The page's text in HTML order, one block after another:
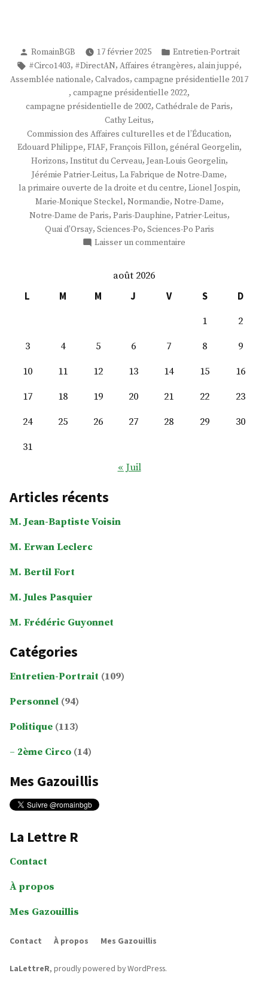
Publié
par
RomainBGB 17 février 2025
Publié
dans
Entretien-Portrait
Étiquettes :
#Circo1403, #DirectAN, Affaires étrangères, alain juppé,
Assemblée nationale, Calvados, campagne présidentielle 2017
, campagne présidentielle 2022,
campagne présidentielle de 2002, Cathédrale de Paris,
Cathy Leitus,
Commission des Affaires culturelles et de l’Éducation,
Edouard Philippe, FIAF, François Fillon, général Georgelin,
Horizons, Institut du Cerveau, Jean-Louis Georgelin,
Jérémie Patrier-Leitus, La Fabrique de Notre-Dame,
la primaire ouverte de la droite et du centre, Lionel Jospin,
Marie-Monique Steckel, Normandie, Notre-Dame,
Notre-Dame de Paris, Paris-Dauphine, Patrier-Leitus,
Quai d'Orsay, Sciences-Po, Sciences-Po Paris
Laisser un commentaire
Leitus
août 2026
L
M M J V S
D
1
2
3
4 5 6 7 8
9
10
11 12 13 14 15
16
17
18 19 20 21 22
23
24
25 26 27 28 29
30
31
« Juil
Articles récents
M. Jean-Baptiste Voisin
M. Erwan Leclerc
M. Bertil Fort
M. Jules Pasquier
M. Frédéric Guyonnet
Catégories
Entretien-Portrait (109)
Personnel (94)
Politique (113)
2ème Circo (14)
Mes Gazouillis
La Lettre R
Contact
À propos
Mes Gazouillis
Contact À propos Mes Gazouillis
LaLettreR, proudly powered by WordPress.